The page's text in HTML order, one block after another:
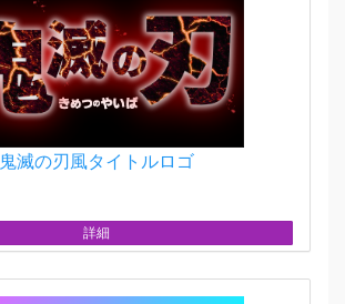
鬼滅の刃風タイトルロゴ
詳細